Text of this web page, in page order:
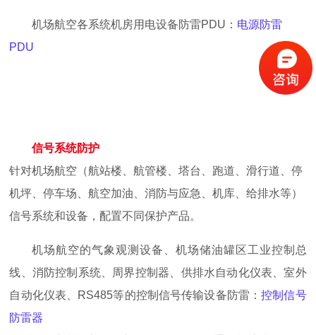
机场航空各系统机房用电设备防雷PDU： 电源防雷
PDU
信号系统防护
针对机场航空（航站楼、航管楼、塔台、跑道、滑行道、停
机坪、停车场、航空加油、消防与应急、机库、给排水等）
信号系统和设备，配置不同保护产品。
机场航空的气象观测设备、机场储油罐区工业控制总
线、消防控制系统、周界控制器、供排水自动化仪表、室外
自动化仪表、
RS485等的控制信号传输设备防雷：控制信号
防雷器